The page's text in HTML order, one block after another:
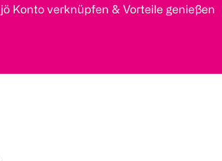
jö Konto verknüpfen & Vorteile genießen